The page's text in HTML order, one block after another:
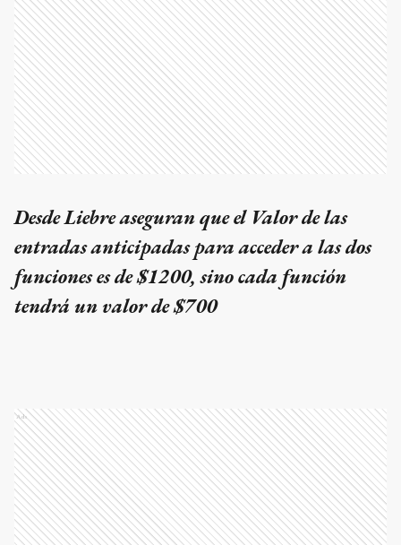
Desde Liebre aseguran que el Valor de las
entradas anticipadas para acceder a las dos
funciones es de $1200, sino cada función
tendrá un valor de $700
Ads